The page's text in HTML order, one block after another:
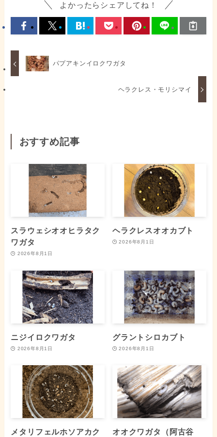
よかったらシェアしてね！
パプアキンイロクワガタ
ヘラクレス・モリシマイ
おすすめ記事
スラウェシオオヒラタク
ワガタ
2026年8月1日
ヘラクレスオオカブト
2026年8月1日
ニジイロクワガタ
2026年8月1日
グラントシロカブト
2026年8月1日
メタリフェルホソアカク
オオクワガタ（阿古谷